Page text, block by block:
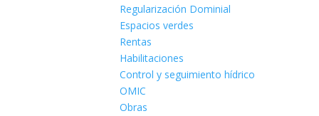
Regularización Dominial
Espacios verdes
Rentas
Habilitaciones
Control y seguimiento hídrico
OMIC
Obras